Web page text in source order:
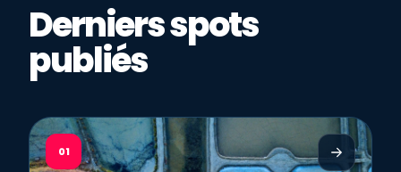
Derniers spots
publiés
01